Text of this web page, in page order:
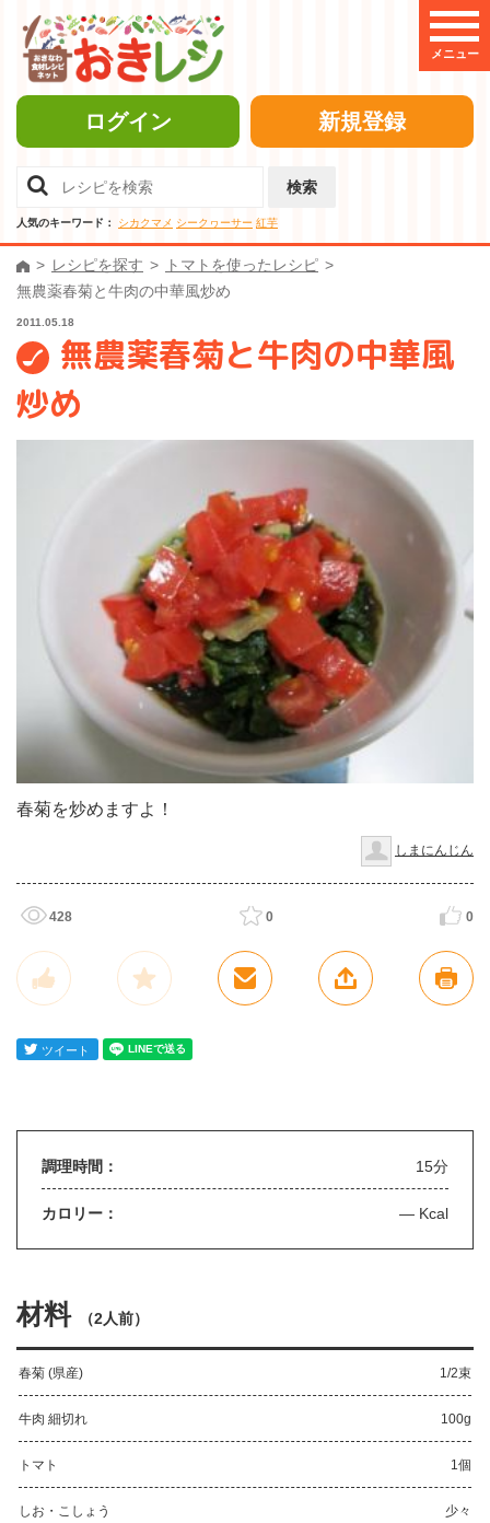
メニュー
ログイン 新規登録
検索
人気のキーワード： シカクマメ シークヮーサー 紅芋
レシピを探す
トマトを使ったレシピ
無農薬春菊と牛肉の中華風炒め
2011.05.18
無農薬春菊と牛肉の中華風
炒め
春菊を炒めますよ！
しまにんじん
428 0 0
調理時間： 15分
カロリー： — Kcal
材料 （2人前）
春菊 (県産) 1/2束
牛肉 細切れ 100g
トマト 1個
しお・こしょう 少々